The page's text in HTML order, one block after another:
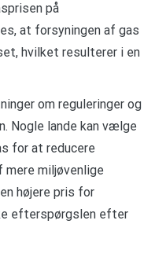
på
at forsyningen af gas
hvilket resulterer i en
om reguleringer og
Nogle lande kan vælge
for at reducere
mere miljøvenlige
højere pris for
efterspørgslen efter